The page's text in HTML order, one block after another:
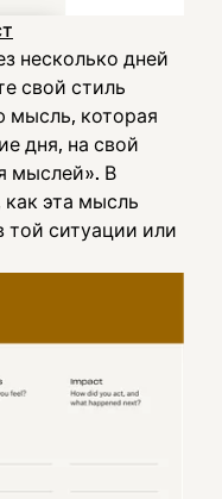
несколько дней
свой стиль
которая
дня, на свой
мыслей». В
эта мысль
той ситуации или